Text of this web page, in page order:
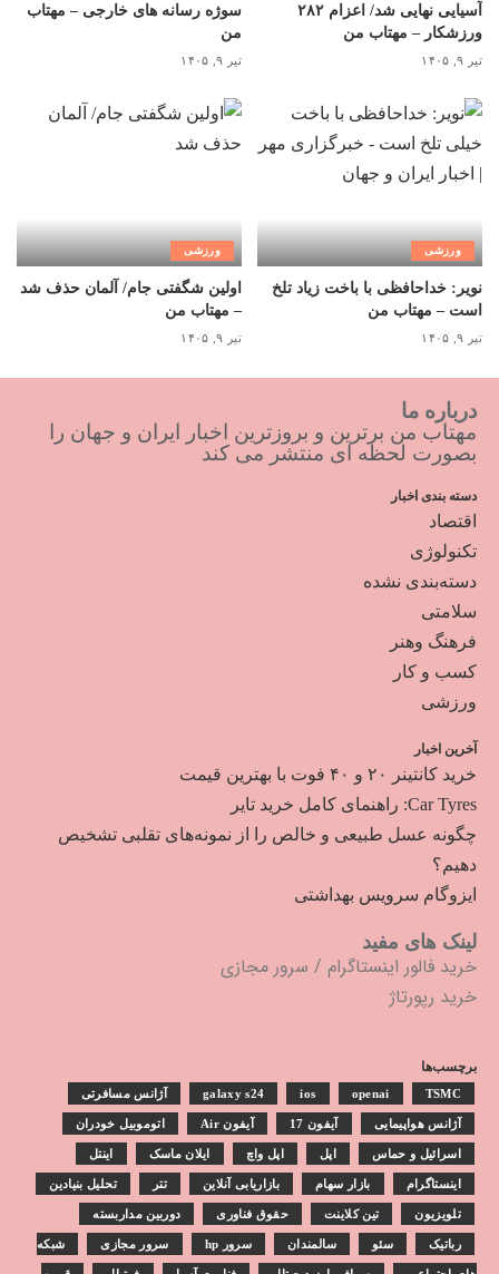
آسیایی نهایی شد/ اعزام ۲۸۲
ورزشکار – مهتاب من
تیر ۹, ۱۴۰۵
سوژه رسانه های خارجی – مهتاب
من
تیر ۹, ۱۴۰۵
ورزشی
نویر: خداحافظی با باخت زیاد تلخ
است – مهتاب من
تیر ۹, ۱۴۰۵
ورزشی
اولین شگفتی جام/ آلمان حذف شد
– مهتاب من
تیر ۹, ۱۴۰۵
درباره ما
مهتاب من برترین و بروزترین اخبار ایران و جهان را
بصورت لحظه ای منتشر می کند
دسته بندی اخبار
اقتصاد
تکنولوژی
دسته‌بندی نشده
سلامتی
فرهنگ وهنر
کسب و کار
ورزشی
آخرین اخبار
خرید کانتینر ۲۰ و ۴۰ فوت با بهترین قیمت
Car Tyres: راهنمای کامل خرید تایر
چگونه عسل طبیعی و خالص را از نمونه‌های تقلبی تشخیص
دهیم؟
ایزوگام سرویس بهداشتی
لینک های مفید
خرید فالور اینستاگرام / سرور مجازی
خرید رپورتاژ
برچسب‌ها
galaxy s24 ios openai TSMC آژانس مسافرتی
آژانس هواپیمایی آیفون 17 آیفون Air اتوموبیل خودران
اسرائیل و حماس اپل اپل واچ ایلان ماسک اینتل
اینستاگرام بازار سهام بازاریابی آنلاین تتر تحلیل بنیادین
تلویزیون تین کلاینت حقوق فناوری دوربین مداربسته
رباتیک سئو سالمندان سرور hp سرور مجازی شبکه